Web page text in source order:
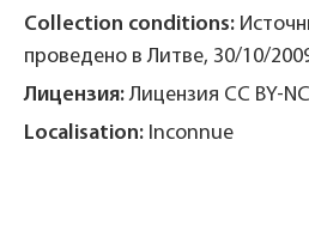
Collection conditions:
проведено в Литве, 30/10/
Лицензия: Лицензия CC BY-
Localisation: Inconnue